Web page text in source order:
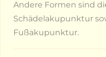
Andere Formen sind
Schädelakupunktur
Fußakupunktur.